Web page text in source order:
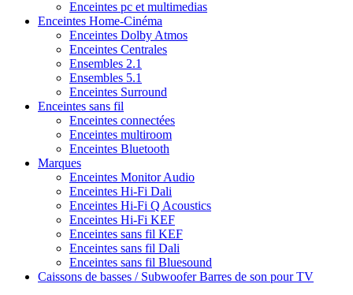
Enceintes pc et multimedias
Enceintes Home-Cinéma
Enceintes Dolby Atmos
Enceintes Centrales
Ensembles 2.1
Ensembles 5.1
Enceintes Surround
Enceintes sans fil
Enceintes connectées
Enceintes multiroom
Enceintes Bluetooth
Marques
Enceintes Monitor Audio
Enceintes Hi-Fi Dali
Enceintes Hi-Fi Q Acoustics
Enceintes Hi-Fi KEF
Enceintes sans fil KEF
Enceintes sans fil Dali
Enceintes sans fil Bluesound
Caissons de basses / SubwooferBarres de son pour TV